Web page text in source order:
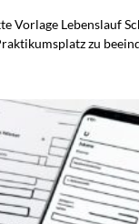
Vorlage Lebenslauf
zu